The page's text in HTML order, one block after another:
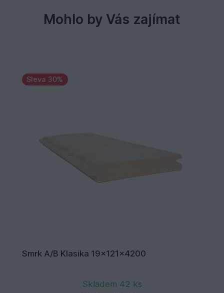
Mohlo by Vás zajímat
Sleva 30%
Smrk A/B Klasika 19x121x4200
Skladem 42 ks